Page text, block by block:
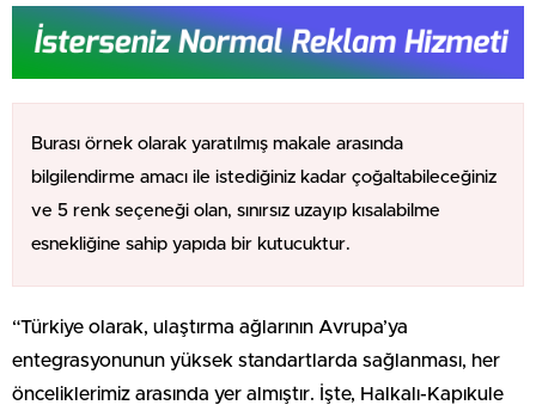
Burası örnek olarak yaratılmış makale arasında
bilgilendirme amacı ile istediğiniz kadar çoğaltabileceğiniz
ve 5 renk seçeneği olan, sınırsız uzayıp kısalabilme
esnekliğine sahip yapıda bir kutucuktur.
“Türkiye olarak, ulaştırma ağlarının Avrupa’ya
entegrasyonunun yüksek standartlarda sağlanması, her
önceliklerimiz arasında yer almıştır. İşte, Halkalı-Kapıkule